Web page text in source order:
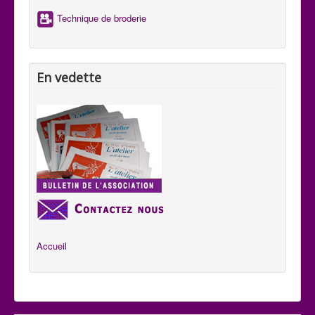
Technique de broderie
En vedette
Accueil